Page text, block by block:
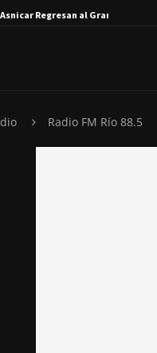
Regresan al Gran...
Radio FM Río 88.5